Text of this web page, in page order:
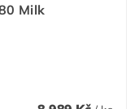
Milk